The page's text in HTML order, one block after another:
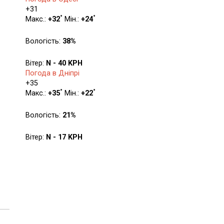
+31
Макс.: +32° Мін.: +24°
Вологість: 38%
Вітер: N - 40 KPH
Погода в Дніпрі
+35
Макс.: +35° Мін.: +22°
Вологість: 21%
Вітер: N - 17 KPH